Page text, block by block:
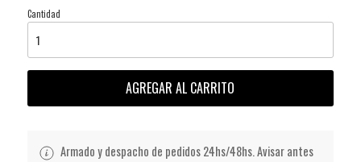
Cantidad
AGREGAR AL CARRITO
Armado y despacho de pedidos 24hs/48hs. Avisar antes